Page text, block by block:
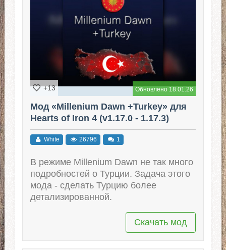
Обновлено 18.01.26
+13
Мод «Millenium Dawn +Turkey» для
Hearts of Iron 4 (v1.17.0 - 1.17.3)
White 26796 1
В режиме Millenium Dawn не так много
подробностей о Турции. Задача этого
мода - сделать Турцию более
детализированной.
Скачать мод